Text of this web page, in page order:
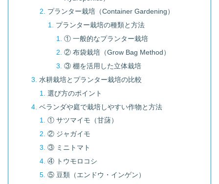
プランター栽培（Container Gardening）
プランター栽培の種類と方法
① 一般的なプランター栽培
② 布袋栽培（Grow Bag Method）
③ 棚を活用した立体栽培
水耕栽培とプランター栽培の比較
選び方のポイント
ベランダや庭で栽培しやすい作物と方法
① サツマイモ（甘藷）
② ジャガイモ
③ ミニトマト
④ トウモロコシ
⑤ 豆類（エンドウ・インゲン）